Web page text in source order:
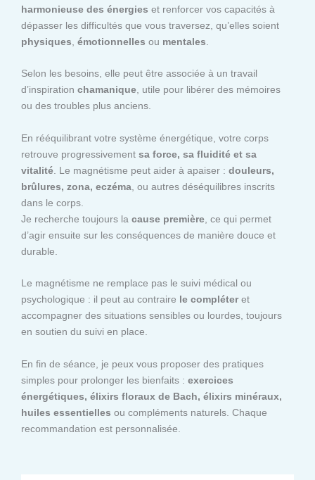
harmonieuse des énergies et renforcer vos capacités à
dépasser les difficultés que vous traversez, qu’elles soient
physiques émotionnelles ou mentales
Selon les besoins, elle peut être associée à un travail
d’inspiration chamanique, utile pour libérer des mémoires
ou des troubles plus anciens.
En rééquilibrant votre système énergétique, votre corps
retrouve progressivement sa force, sa fluidité et sa
vitalité . Le magnétisme peut aider à apaiser : douleurs,
brûlures, zona, eczéma , ou autres déséquilibres inscrits
dans le corps.
Je recherche toujours la cause première , ce qui permet
d’agir ensuite sur les conséquences de manière douce et
durable.
Le magnétisme ne remplace pas le suivi médical ou
psychologique : il peut au contraire le compléteret
accompagner des situations sensibles ou lourdes, toujours
en soutien du suivi en place.
En fin de séance, je peux vous proposer des pratiques
simples pour prolonger les bienfaits : exercices
énergétiques, élixirs floraux de Bach, élixirs minéraux,
huiles essentielles ou compléments naturels. Chaque
recommandation est personnalisée.